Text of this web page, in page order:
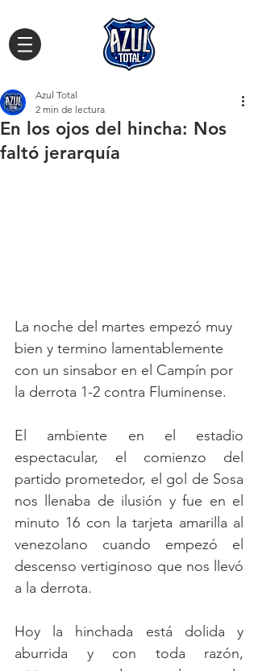
En los ojos del hincha: Nos
faltó jerarquía
Azul Total
2 min de lectura
La noche del martes empezó muy
bien y termino lamentablemente
con un sinsabor en el Campín por
la derrota 1-2 contra Fluminense.
El ambiente en el estadio
espectacular, el comienzo del
partido prometedor, el gol de Sosa
nos llenaba de ilusión y fue en el
minuto 16 con la tarjeta amarilla al
venezolano cuando empezó el
descenso vertiginoso que nos llevó
a la derrota.
Hoy la hinchada está dolida y
aburrida y con toda razón,